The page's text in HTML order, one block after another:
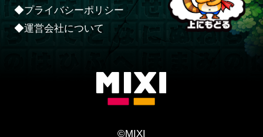
◆プライバシーポリシー
◆運営会社について
©MIXI